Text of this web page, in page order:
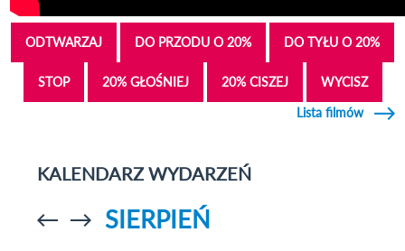
ODTWARZAJ DO PRZODU O 20% DO TYŁU O 20%
STOP 20% GŁOŚNIEJ 20% CISZEJ
WYCISZ
Lista filmów
KALENDARZ WYDARZEŃ
Przejdź doPrzejdź do
SIERPIEŃ